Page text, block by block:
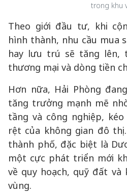
trong khu
Theo giới đầu tư, khi
hình thành, nhu cầu mua
hay lưu trú sẽ tăng lên,
thương mại và dòng tiền
Hơn nữa, Hải Phòng
tăng trưởng mạnh mẽ
tầng và công nghiệp,
rệt của không gian đô
thành phố, đặc biệt là
một cực phát triển mới
về quy hoạch, quỹ đất và
vùng.